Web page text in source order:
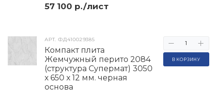
АРТ.ФД410029385
Компакт плита
Жемчужный перито 2084
(структура Супермат) 3050
х 650 х 12 мм. черная
основа
В КОРЗИНУ
57 100 р./лист